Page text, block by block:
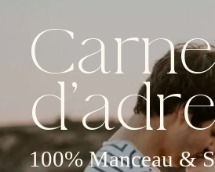
100% Manceau &